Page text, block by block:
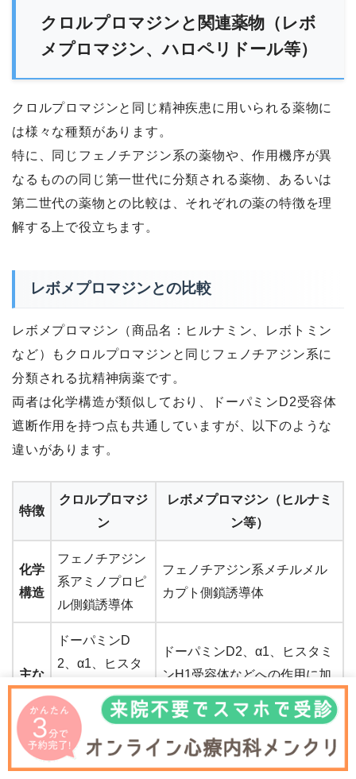
クロルプロマジンと関連薬物（レボ
メプロマジン、ハロペリドール等）
クロルプロマジンと同じ精神疾患に用いられる薬物に
は様々な種類があります。
特に、同じフェノチアジン系の薬物や、作用機序が異
なるものの同じ第一世代に分類される薬物、あるいは
第二世代の薬物との比較は、それぞれの薬の特徴を理
解する上で役立ちます。
レボメプロマジンとの比較
レボメプロマジン（商品名：ヒルナミン、レボトミン
など）もクロルプロマジンと同じフェノチアジン系に
分類される抗精神病薬です。
両者は化学構造が類似しており、ドーパミンD2受容体
遮断作用を持つ点も共通していますが、以下のような
違いがあります。
特徴
クロルプロマジ
ン
レボメプロマジン（ヒルナミ
ン等）
化学
構造
フェノチアジン
系アミノプロピ
ル側鎖誘導体
フェノチアジン系メチルメル
カプト側鎖誘導体
主な
作用
ドーパミンD
2、α1、ヒスタ
ミンH1、ムス
カリン受容体な
ど
ドーパミンD2、α1、ヒスタミ
ンH1受容体などへの作用に加
え、セロトニン2A受容体遮断
作用も比較的強い
鎮静